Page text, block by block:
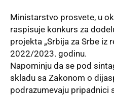
Ministarstvo prosvete, u
raspisuje konkurs za
projekta „Srbija za Srbe iz
2022/2023. godinu.
Napominju da se pod
skladu sa Zakonom o
podrazumevaju pripadnici